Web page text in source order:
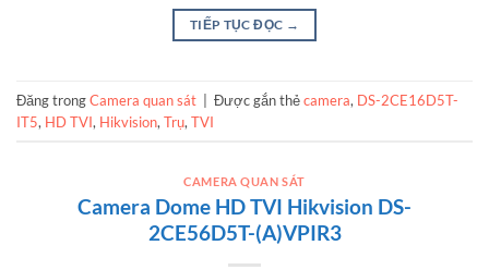
TIẾP TỤC ĐỌC →
Đăng trongCamera quan sát Được gắn thẻcamera, DS-2CE16D5T-
IT5, HD TVI, Hikvision, Trụ, TVI
CAMERA QUAN SÁT
Camera Dome HD TVI Hikvision DS-
2CE56D5T-(A)VPIR3